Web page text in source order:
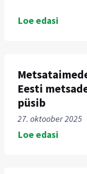
Loe edasi
Eesti
püsib
27. oktoober 2025
Loe edasi